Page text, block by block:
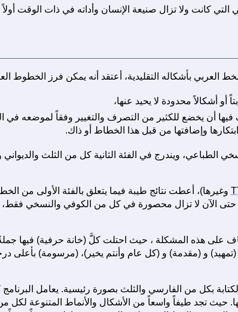
كانت ولا تزال صنيعة الإنسان وأداته في ذات الوقت أولاً
بأشكاله التقليدية، أعتقد أنه يمكن فرز الخطوط
أو أشكالاً محدودة لا يحيد عنها،
فيها أن يخضع للكثير من التصرف والتغيير وفقاً لموضعه في
وإضافتها من قبل هذا الخطاط أو ذاك.
الطباعي، ويندرج في الفئة الثانية كل من الثلث
وغيرها)، أعطت نتائج طيبة فيما يتعلق بالفئة الأولى من
حتى الآن لا تزال محصورة في كل من الكوفي والنسخي فقط،
على هذه المشكلة ، حيث احتلت كلَّ (خانة حرفية) فيها
و (مقدمة) و (كل عام وأنتم يخير)، (مرسومة) بأعلى
بكل من الفارسي والثلث بصورة رئيسية. يعامل
حيث تجد طيفاً واسعاً من الأشكال والأنماط المتنوعة